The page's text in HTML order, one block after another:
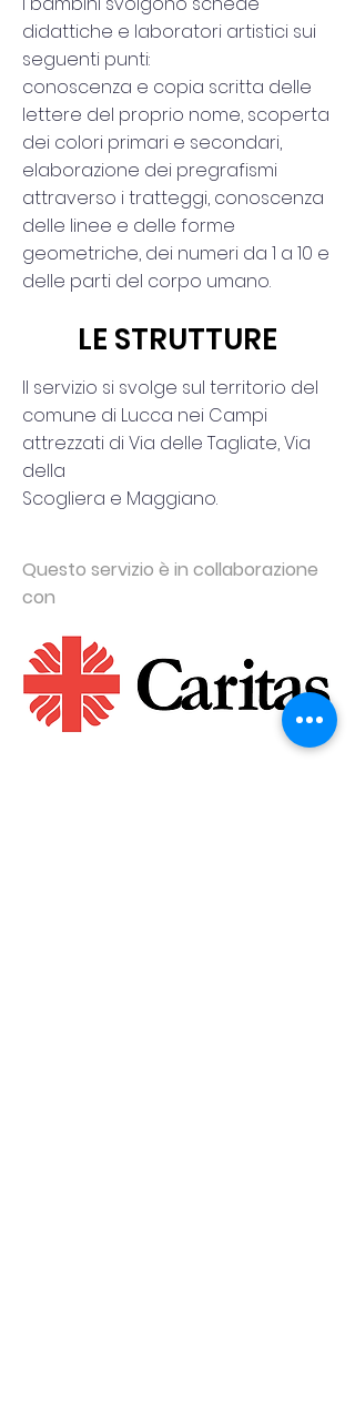
didattiche e laboratori artistici sui
seguenti punti:
conoscenza e copia scritta delle
lettere del proprio nome, scoperta
dei colori primari e secondari,
elaborazione dei pregrafismi
attraverso i tratteggi, conoscenza
delle linee e delle forme
geometriche, dei numeri da 1 a 10 e
delle parti del corpo umano.
LE STRUTTURE
Il servizio si svolge sul territorio del
comune di Lucca nei Campi
attrezzati di Via delle Tagliate, Via
della
Scogliera e Maggiano.
Questo servizio è in collaborazione
con